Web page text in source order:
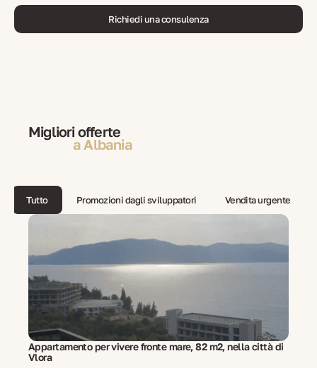
Richiedi una consulenza
Migliori offerte
a Albania
Tutto Promozioni dagli sviluppatori Vendita urgente
Appartamento per vivere fronte mare, 82 m2, nella città di
Vlora